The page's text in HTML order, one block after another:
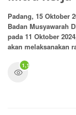
Padang, 15 Oktober
Badan Musyawarah
pada 11 Oktober
akan melaksanakan
1,125